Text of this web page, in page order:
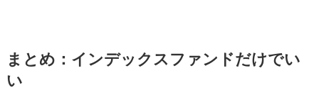
まとめ：インデックスファンドだけでい
い